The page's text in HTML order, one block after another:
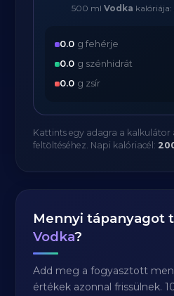
500 ml Vodka kalóriája:
0.0 g fehérje
0.0 g szénhidrát
0.0 g zsír
Kattints egy adagra a
feltöltéséhez. Napi kalóriacél:
Mennyi tápanyagot
Vodka?
Add meg a fogyasztott
értékek azonnal frissülnek.